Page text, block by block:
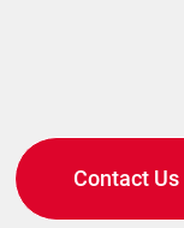
Contact Us